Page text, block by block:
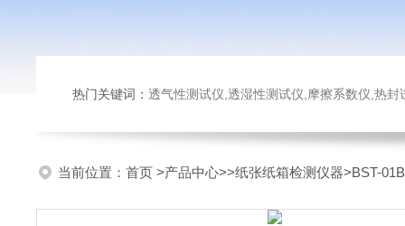
热门关键词： 透气性测试仪,透湿性测试仪,摩擦系数仪,热封试验仪,
当前位置： 首页 >产品中心>>纸张纸箱检测仪器>BST-